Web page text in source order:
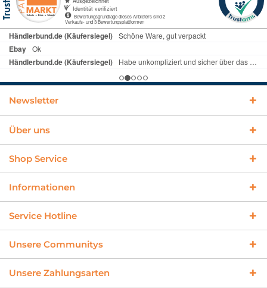
Newsletter
Über uns
Shop Service
Informationen
Service Hotline
Unsere Communitys
Unsere Zahlungsarten